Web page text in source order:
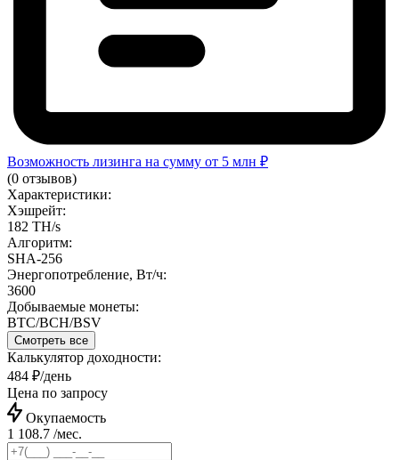
Возможность лизинга на сумму от 5 млн ₽
(0 отзывов)
Характеристики:
Хэшрейт:
182 TH/s
Алгоритм:
SHA-256
Энергопотребление, Вт/ч:
3600
Добываемые монеты:
BTC/BCH/BSV
Смотреть все
Калькулятор доходности:
484 ₽/день
Цена по запросу
Окупаемость
1 108.7 /мес.